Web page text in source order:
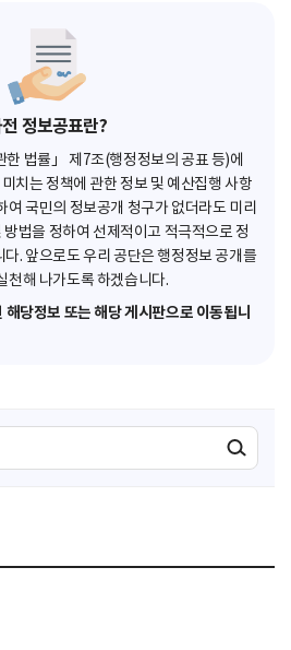
정보공표란?
한 법률」 제7조(행정정보의 공표 등)에
치는 정책에 관한 정보 및 예산집행 사항
여 국민의 정보공개 청구가 없더라도 미리
법을 정하여 선제적이고 적극적으로 정
. 앞으로도 우리 공단은 행정정보 공개를
천해 나가도록 하겠습니다.
당정보 또는 해당 게시판으로 이동됩니
검색실행